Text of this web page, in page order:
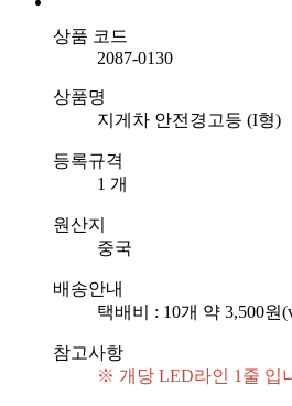
상품 코드
2087-0130
상품명
지게차 안전경고등 (I형)
등록규격
1 개
원산지
중국
배송안내
택배비 : 10개 약 3,500원
참고사항
※ 개당 LED라인 1줄 입